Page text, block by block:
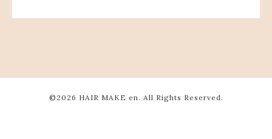
©2026 HAIR MAKE en . All Rights Reserved.